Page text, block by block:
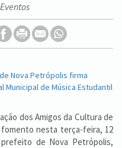
dos Amigos da Cultura de
nesta terça-feira, 12
de Nova Petrópolis,